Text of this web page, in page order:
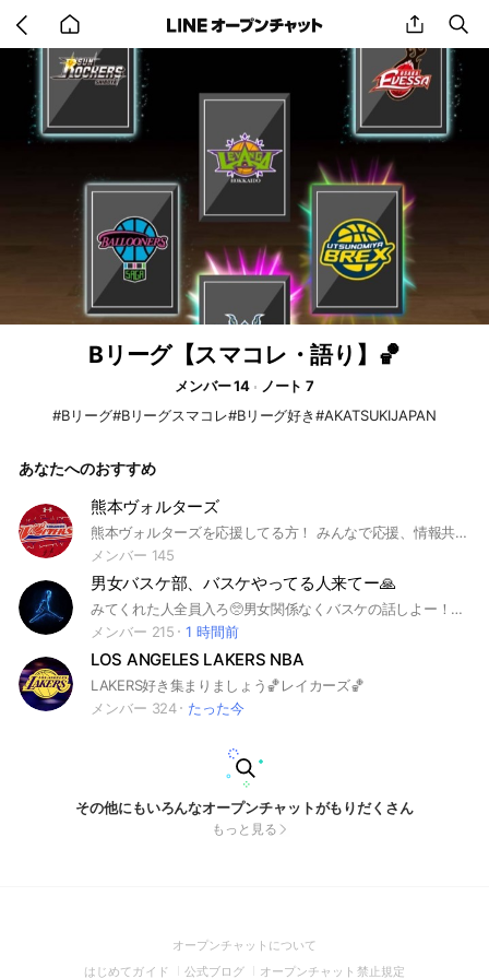
back
to
home
share
Bリーグ【スマコレ・語り】🏀
メンバー 14
ノート 7
#Bリーグ#Bリーグスマコレ#Bリーグ好き#AKATSUKIJAPAN
あなたへのおすすめ
熊本ヴォルターズ
熊本ヴォルターズを応援してる方！ みんなで応援、情報共有しましょう！
メンバー 145
男女バスケ部、バスケやってる人来てー🙏
みてくれた人全員入ろ🥺男女関係なくバスケの話しよー！例えば試合の話とか、どうやったら上手くなるかなどみんなはタメ口でいいよ！みんななるべく喋ろ！#バスケ部#男バス#女バス#男子バスケ部#女子バスケ部#バスケ
メンバー 215
1 時間前
LOS ANGELES LAKERS NBA
LAKERS好き集まりましょう🏀レイカーズ🏀
メンバー 324
たった今
その他にもいろんなオープンチャットがもりだくさん
もっと見る
オープンチャットについて
in
はじめてガイド (Open
公式ブログ (Open
オープンチャット禁止規定(Open